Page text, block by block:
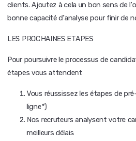
clients. Ajoutez à cela un bon sens de
bonne capacité d'analyse pour finir de
LES PROCHAINES ETAPES
Pour poursuivre le processus de
étapes vous attendent
Vous réussissez les étapes de
ligne*)
Nos recruteurs analysent votre
meilleurs délais